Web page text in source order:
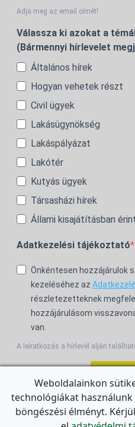
Adja meg az email címét!
Válassza ki azokat a
(Bármennyi hírlevelet
Általános hírek
Hogyan vehetek részt
Civil ügyek
Lakásügynökség
Lakáspályázat
Lakótér
Kutyás ügyek
Társasházi hírek
Állami kisajátításban
Adatkezelési tájékoztató
Önkéntesen hozzájárulok
kezeléséhez az
részletezetteknek
hozzájárulásom
van.
A leiratkozás a hírlevél alján
For the English Newsletter,
Weboldalainkon
technológiákat
böngészési élményt.